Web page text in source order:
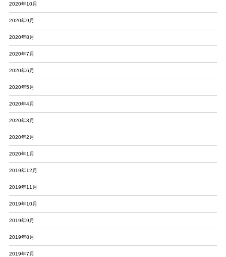
2020年10月
2020年9月
2020年8月
2020年7月
2020年6月
2020年5月
2020年4月
2020年3月
2020年2月
2020年1月
2019年12月
2019年11月
2019年10月
2019年9月
2019年8月
2019年7月